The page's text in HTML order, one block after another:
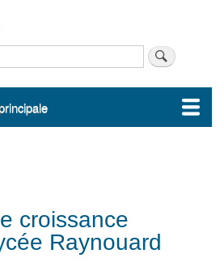
croissance
Raynouard